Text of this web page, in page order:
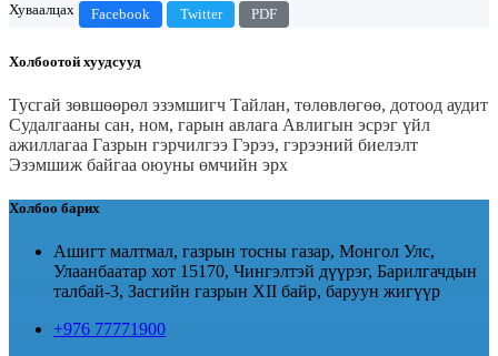
Хуваалцах
Facebook Twitter PDF
Холбоотой хуудсууд
Тусгай зөвшөөрөл эзэмшигч Тайлан, төлөвлөгөө, дотоод аудит
Судалгааны сан, ном, гарын авлага Авлигын эсрэг үйл
ажиллагаа Газрын гэрчилгээ Гэрээ, гэрээний биелэлт
Эзэмшиж байгаа оюуны өмчийн эрх
Холбоо барих
Ашигт малтмал, газрын тосны газар, Монгол Улс,
Улаанбаатар хот 15170, Чингэлтэй дүүрэг, Барилгачдын
талбай-3, Засгийн газрын XII байр, баруун жигүүр
+976 77771900